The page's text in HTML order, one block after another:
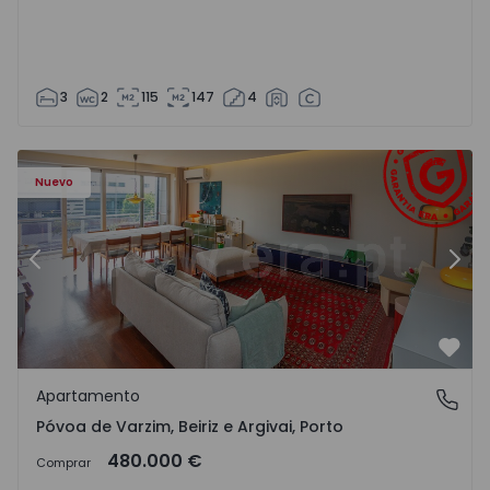
3 2 115 147 4
Nuevo
e Argivai - 1574602 - 20
Apartamento T3 Póvoa de Varzim, Póvoa de Varzim,
Anterior
Póvoa de Varzim, Beiriz e Argivai, Porto
Apartamento
Póvoa de Varzim, Beiriz e Argivai, Porto
Comprar 480.000 €